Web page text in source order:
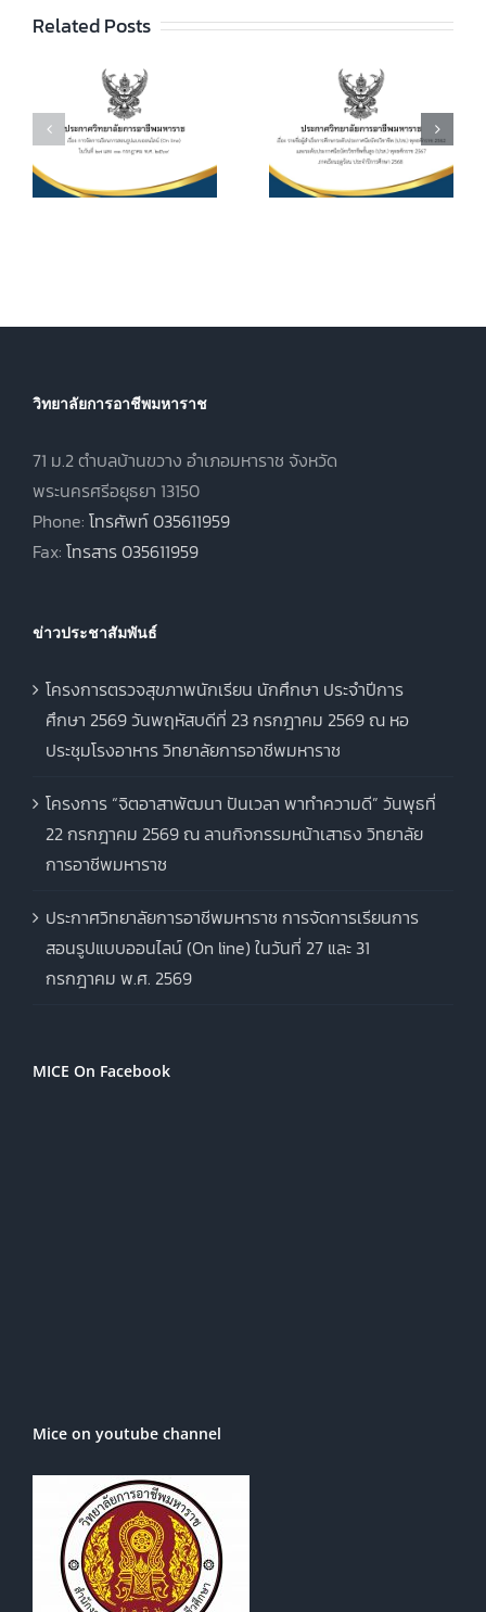
Related Postsศึกษาระดับ
ประกาศนียบัตร
วิชาชีพ (ปวช.)
พุทธศักราช
2562 และระดับ
ประกาศนียบัตร
ฤดูร้อน ประจำปี
ประกาศวิทยา
กำหนดการ และ
อัตราการจัดเก็บ
ค่าบำรุงการ
ศึกษา ค่า
หน่วยกิตรายวิชา
วิทยาลัยการอาชีพมหาราช
71 ม.2 ตำบลบ้านขวาง อำเภอมหาราช จังหวัด
พระนครศรีอยุธยา 13150
Phone: โทรศัพท์ 035611959
Fax: โทรสาร 035611959
ข่าวประชาสัมพันธ์
โครงการตรวจสุขภาพนักเรียน นักศึกษา ประจำปีการ
ศึกษา 2569 วันพฤหัสบดีที่ 23 กรกฎาคม 2569 ณ หอ
ประชุมโรงอาหาร วิทยาลัยการอาชีพมหาราช
โครงการ “จิตอาสาพัฒนา ปันเวลา พาทำความดี” วันพุธที่
22 กรกฎาคม 2569 ณ ลานกิจกรรมหน้าเสาธง วิทยาลัย
การอาชีพมหาราช
ประกาศวิทยาลัยการอาชีพมหาราช การจัดการเรียนการ
สอนรูปแบบออนไลน์ (On line) ในวันที่ 27 และ 31
กรกฎาคม พ.ศ. 2569
MICE On Facebook
Mice on youtube channel